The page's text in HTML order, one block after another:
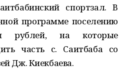
спортзал. В
программе поселению
рублей, на которые
часть с. Саитбаба со
Дж. Киекбаева.